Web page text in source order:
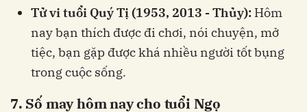
Tử vi tuổi Quý Tị (1953, 2013 - Thủy): Hôm
nay bạn thích được đi chơi, nói chuyện, mở
tiệc, bạn gặp được khá nhiều người tốt bụng
trong cuộc sống.
7. Số may hôm nay cho tuổi Ngọ